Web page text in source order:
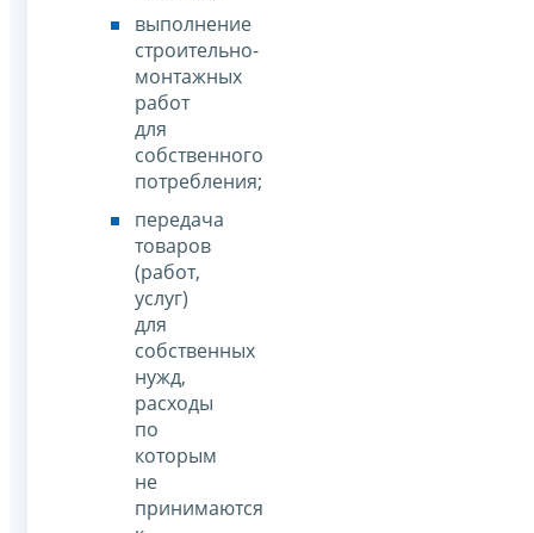
выполнение
строительно-
монтажных
работ
для
собственного
потребления;
передача
товаров
(работ,
услуг)
для
собственных
нужд,
расходы
по
которым
не
принимаются